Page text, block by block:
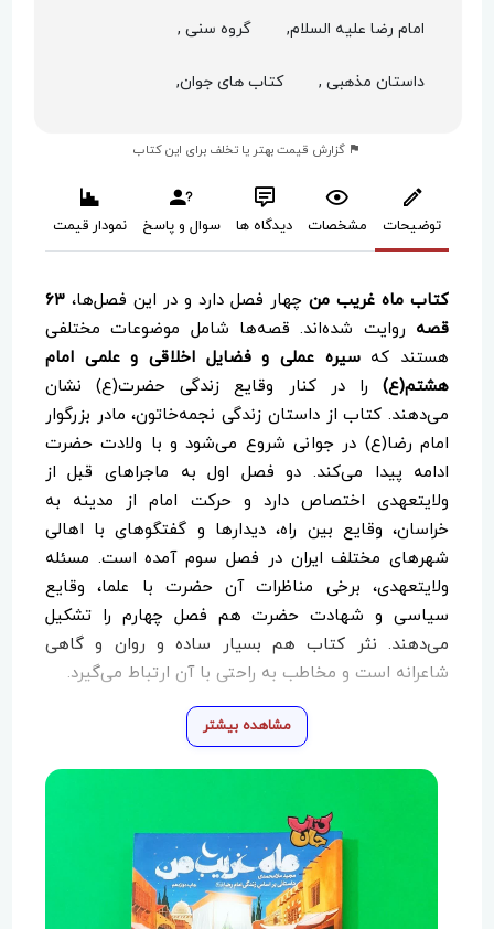
امام رضا علیه السلام, گروه سنی ,
داستان مذهبی , کتاب های جوان,
گزارش قیمت بهتر یا تخلف برای این کتاب
توضیحات مشخصات دیدگاه ها سوال و پاسخ نمودار قیمت
کتاب ماه غریب منچهار فصل دارد و در این فصل‌ها،۶۳
قصه روایت شده‌اند. قصه‌ها شامل موضوعات مختلفی
هستند کهسیره عملی و فضایل اخلاقی و علمی امام
هشتم(ع) را در کنار وقایع زندگی حضرت(ع) نشان
می‌دهند. کتاب از داستان زندگی نجمه‌خاتون، مادر بزرگوار
امام رضا(ع) در جوانی شروع می‌شود و با ولادت حضرت
ادامه پیدا می‌کند. دو فصل اول به ماجراهای قبل از
ولایتعهدی اختصاص دارد و حرکت امام از مدینه به
خراسان، وقایع بین راه، دیدارها و گفتگوهای با اهالی
شهرهای مختلف ایران در فصل سوم آمده است. مسئله
ولایتعهدی، برخی مناظرات آن حضرت با علما، وقایع
سیاسی و شهادت حضرت هم فصل چهارم را تشکیل
می‌دهند. نثر کتاب هم بسیار ساده و روان و گاهی
شاعرانه است و مخاطب به راحتی با آن ارتباط می‌گیرد.
مشاهده بیشتر